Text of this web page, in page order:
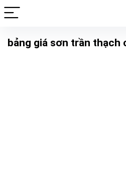
bảng giá sơn trần thạch